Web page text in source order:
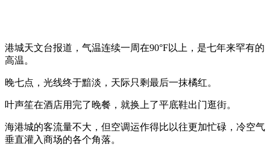
港城天文台报道，气温连续一周在90°F以上，是七年来罕有的
高温。
晚七点，光线终于黯淡，天际只剩最后一抹橘红。
叶声笙在酒店用完了晚餐，就换上了平底鞋出门逛街。
海港城的客流量不大，但空调运作得比以往更加忙碌，冷空气
垂直灌入商场的各个角落。